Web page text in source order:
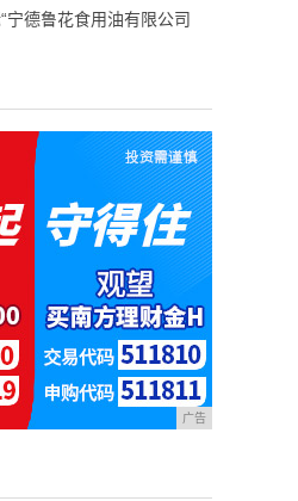
宁德鲁花食用油有限公司
广告